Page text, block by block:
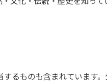
るものも含まれています